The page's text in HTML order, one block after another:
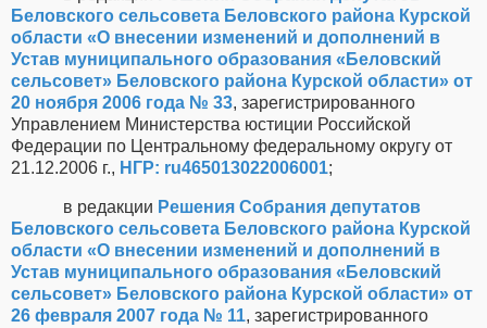
Беловского сельсовета Беловского района Курской
области «О внесении изменений и дополнений в
Устав муниципального образования «Беловский
сельсовет» Беловского района Курской области» от
20 ноября 2006 года № 33, зарегистрированного
Управлением Министерства юстиции Российской
Федерации по Центральному федеральному округу от
21.12.2006 г., НГР: ru465013022006001;
в редакции Решения Собрания депутатов
Беловского сельсовета Беловского района Курской
области «О внесении изменений и дополнений в
Устав муниципального образования «Беловский
сельсовет» Беловского района Курской области» от
26 февраля 2007 года № 11, зарегистрированного